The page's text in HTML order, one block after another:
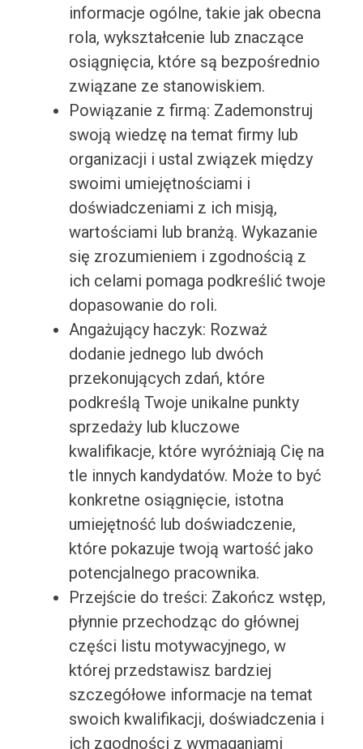
informacje ogólne, takie jak obecna
rola, wykształcenie lub znaczące
osiągnięcia, które są bezpośrednio
związane ze stanowiskiem.
Powiązanie z firmą: Zademonstruj
swoją wiedzę na temat firmy lub
organizacji i ustal związek między
swoimi umiejętnościami i
doświadczeniami z ich misją,
wartościami lub branżą. Wykazanie
się zrozumieniem i zgodnością z
ich celami pomaga podkreślić twoje
dopasowanie do roli.
Angażujący haczyk: Rozważ
dodanie jednego lub dwóch
przekonujących zdań, które
podkreślą Twoje unikalne punkty
sprzedaży lub kluczowe
kwalifikacje, które wyróżniają Cię na
tle innych kandydatów. Może to być
konkretne osiągnięcie, istotna
umiejętność lub doświadczenie,
które pokazuje twoją wartość jako
potencjalnego pracownika.
Przejście do treści: Zakończ wstęp,
płynnie przechodząc do głównej
części listu motywacyjnego, w
której przedstawisz bardziej
szczegółowe informacje na temat
swoich kwalifikacji, doświadczenia i
ich zgodności z wymaganiami